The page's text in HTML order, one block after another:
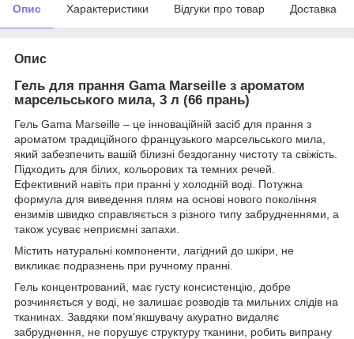
Опис Характеристики Відгуки про товар Доставка
Опис
Гель для прання Gama Marseille з ароматом
марсельського мила, 3 л (66 прань)
Гель Gama Marseille – це інноваційній засіб для прання з
ароматом традиційного французького марсельського мила,
який забезпечить вашій білизні бездоганну чистоту та свіжість.
Підходить для білих, кольорових та темних речей.
Ефективний навіть при пранні у холодній воді. Потужна
формула для виведення плям на основі нового покоління
ензимів швидко справляється з різного типу забрудненнями, а
також усуває неприємні запахи.
Містить натуральні компоненти, лагідний до шкіри, не
викликає подразнень при ручному пранні.
Гель концентрований, має густу консистенцію, добре
розчиняється у воді, не залишає розводів та мильних слідів на
тканинах. Завдяки пом'якшувачу акуратно видаляє
забруднення, не порушує структуру тканини, робить випрану